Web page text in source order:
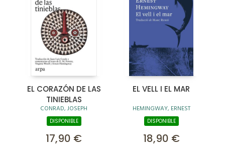
EL CORAZÓN DE LAS
TINIEBLAS
CONRAD, JOSEPH
DISPONIBLE
17,90 €
EL VELL I EL MAR
HEMINGWAY, ERNEST
DISPONIBLE
18,90 €